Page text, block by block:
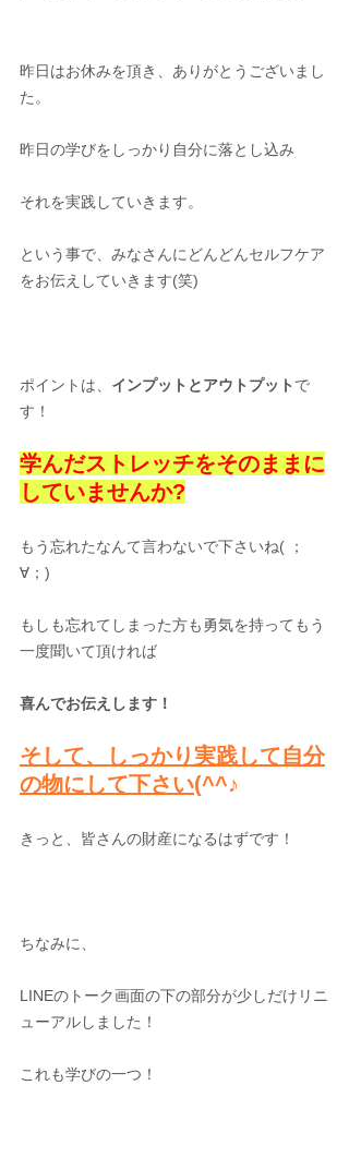
昨日はお休みを頂き、ありがとうございまし
た。
昨日の学びをしっかり自分に落とし込み
それを実践していきます。
という事で、みなさんにどんどんセルフケア
をお伝えしていきます(笑)
ポイントは、 インプットとアウトプット で
す！
学んだストレッチをそのままに
していませんか?
もう忘れたなんて言わないで下さいね( ；
∀；)
もしも忘れてしまった方も勇気を持ってもう
一度聞いて頂ければ
喜んでお伝えします！
そして、しっかり実践して自分
の物にして下さい(^^♪
きっと、皆さんの財産になるはずです！
ちなみに、
LINEのトーク画面の下の部分が少しだけリニ
ューアルしました！
これも学びの一つ！